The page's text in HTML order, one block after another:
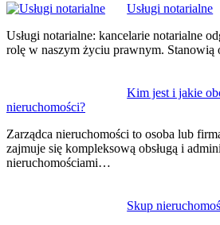
Usługi notarialne
Usługi notarialne: kancelarie notarialne
rolę w naszym życiu prawnym.
Kim jest i jakie
nieruchomości?
Zarządca nieruchomości to osoba lub
zajmuje się kompleksową obsługą i
nieruchomościami…
Skup
Nawigacja
wpisu